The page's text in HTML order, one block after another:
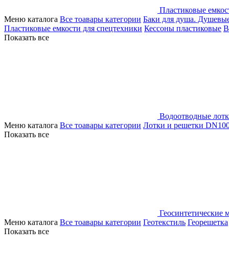
Пластиковые
Меню каталога Все тоавары категории Баки для душа.
Пластиковые емкости для спецтехники Кессоны пластиковые
Показать все
Водоотводные
Меню каталога Все тоавары категории Лотки и решетки
Показать все
Геосинтетические
Меню каталога Все тоавары категории Геотекстиль Георешетка
Показать все